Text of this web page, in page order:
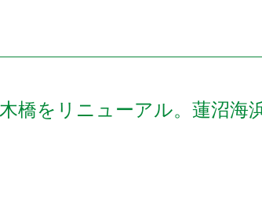
橋をリニューアル。蓮沼海